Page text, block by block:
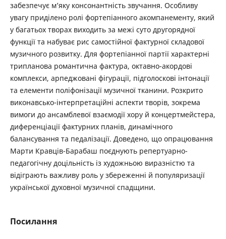
забезпечує м’яку консонантність звучання. Особливу
увагу приділено ролі фортепіанного акомпанементу, який
у багатьох творах виходить за межі суто другорядної
функції та набуває рис самостійної фактурної складової
музичного розвитку. Для фортепіанної партії характерні
трипланова романтична фактура, октавно-акордові
комплекси, арпеджовані фігурації, підголоскові інтонації
та елементи поліфонізації музичної тканини. Розкрито
виконавсько-інтерпретаційні аспекти творів, зокрема
вимоги до ансамблевої взаємодії хору й концертмейстера,
диференціації фактурних планів, динамічного
балансування та педалізації. Доведено, що опрацювання
Марти Кравців-Барабаш поєднують репертуарно-
педагогічну доцільність із художньою виразністю та
відіграють важливу роль у збереженні й популяризації
української духовної музичної спадщини.
Посилання